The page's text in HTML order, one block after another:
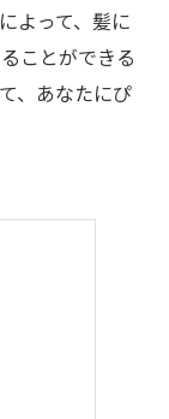
よって、髪に
ことができる
、あなたにぴ